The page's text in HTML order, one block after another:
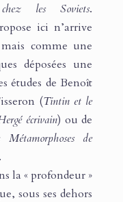
les Soviets.
ici n’arrive
comme une
déposées une
études de Benoît
(Tintin et le
écrivain) ou de
Métamorphoses de
la « profondeur »
sous ses dehors